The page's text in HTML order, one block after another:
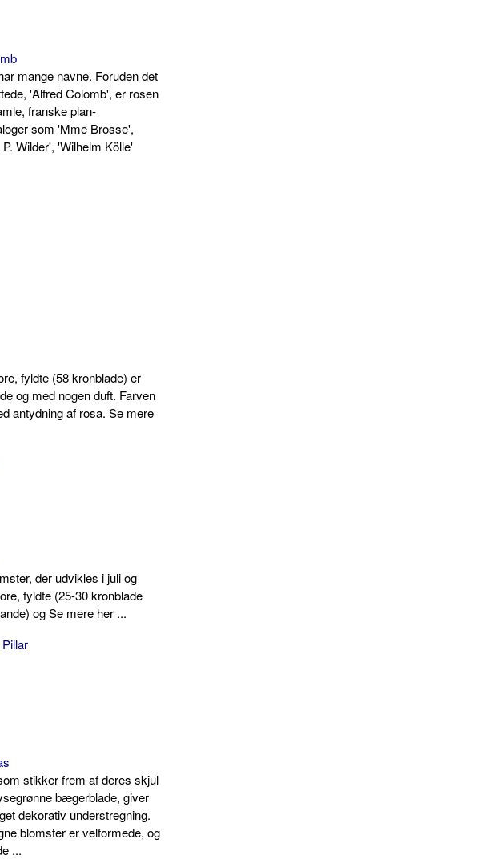
mange navne. Foruden det
'Alfred Colomb', er rosen
franske plan­
som 'Mme Brosse',
Wilder', 'Wilhelm Kölle'
fyldte (58 kronblade) er
og med nogen duft. Farven
antydning af rosa. Se mere
der udvikles i juli og
fyldte (25-30 kronblade
og Se mere her ...
stikker frem af deres skjul
bægerbla­de, giver
dekorativ un­derstregning.
blomster er velformede, og
...